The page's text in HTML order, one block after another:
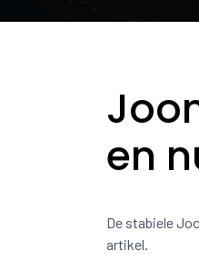
en
De stabiele
artikel.